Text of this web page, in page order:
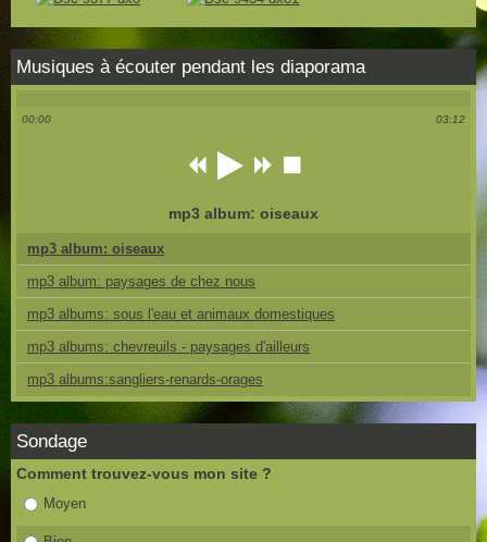
Musiques à écouter pendant les diaporama
00:00 03:12
mp3 album: oiseaux
mp3 album: oiseaux
mp3 album: paysages de chez nous
mp3 albums: sous l'eau et animaux domestiques
mp3 albums: chevreuils - paysages d'ailleurs
mp3 albums:sangliers-renards-orages
Sondage
Comment trouvez-vous mon site ?
Moyen